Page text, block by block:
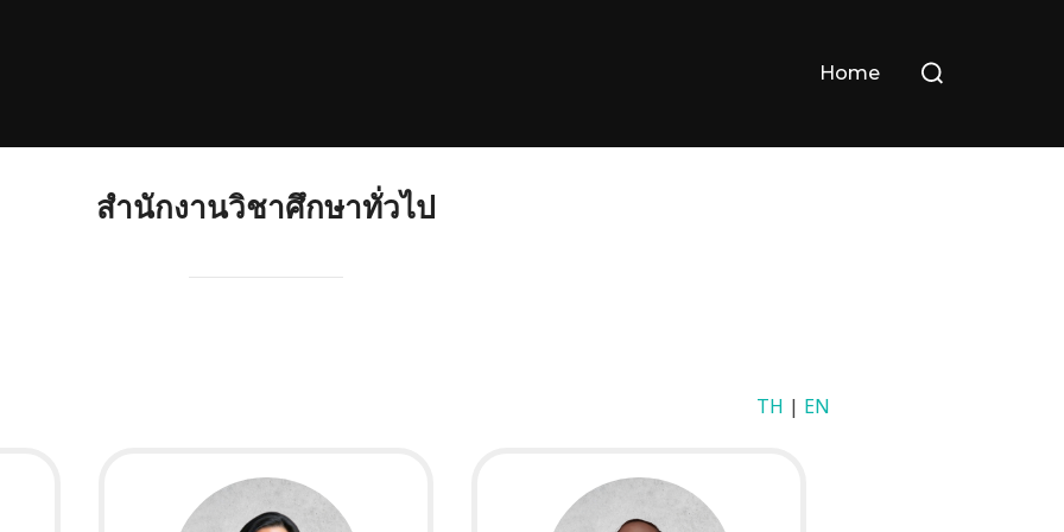
Home
for:
สำนักงานวิชาศึกษาทั่วไป
TH | EN